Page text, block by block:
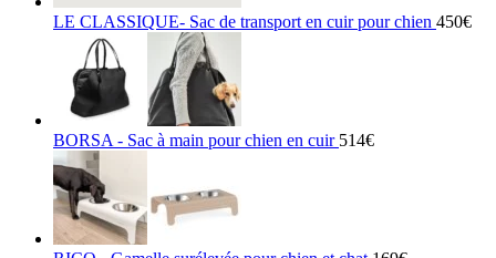
LE CLASSIQUE- Sac de transport en cuir pour chien 450€
BORSA - Sac à main pour chien en cuir 514€